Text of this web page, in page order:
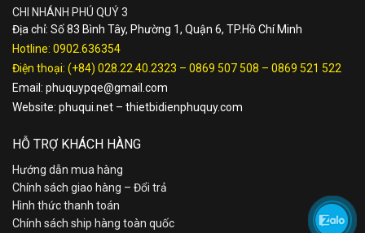
CHI NHÁNH PHÚ QUÝ 3
Địa chỉ: Số 83 Bình Tây, Phường 1, Quận 6, TP.Hồ Chí Minh
Hotline: 0902.636354
Điện thoại: (+84) 028.22.40.2323 – 0869 507 508 – 0869 521 522
Email: phuquypqe@gmail.com
Website: phuqui.net – thietbidienphuquy.com
HỖ TRỢ KHÁCH HÀNG
Hướng dẫn mua hàng
Chính sách giao hàng – Đổi trả
Hình thức thanh toán
Chính sách ship hàng toàn quốc